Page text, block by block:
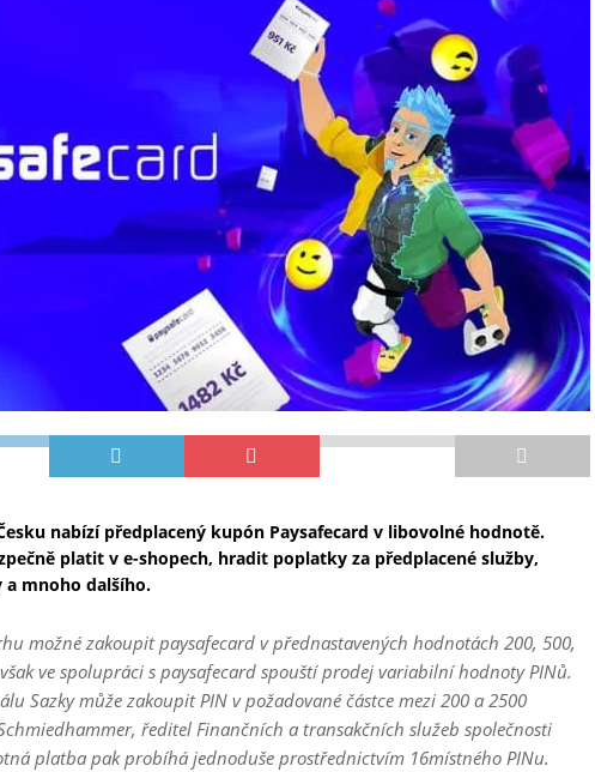
nabízí předplacený kupón Paysafecard v libovolné hodnotě.
platit v e-shopech, hradit poplatky za předplacené služby,
mnoho dalšího.
možné zakoupit paysafecard v přednastavených hodnotách 200, 500,
ve spolupráci s paysafecard spouští prodej variabilní hodnoty PINů.
Sazky může zakoupit PIN v požadované částce mezi 200 a 2500
ředitel Finančních a transakčních služeb společnosti
platba pak probíhá jednoduše prostřednictvím 16místného PINu.